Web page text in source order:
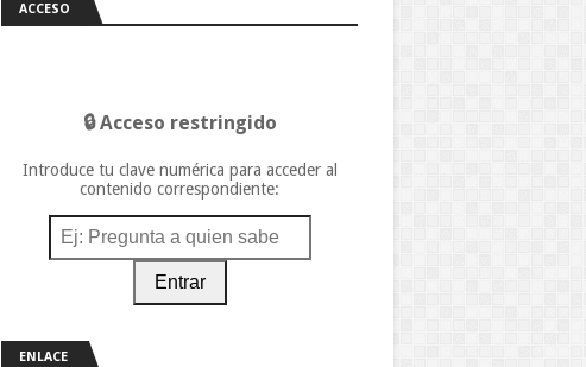
ACCESO
🔒 Acceso restringido
Introduce tu clave numérica para acceder al
contenido correspondiente:
Entrar
ENLACE